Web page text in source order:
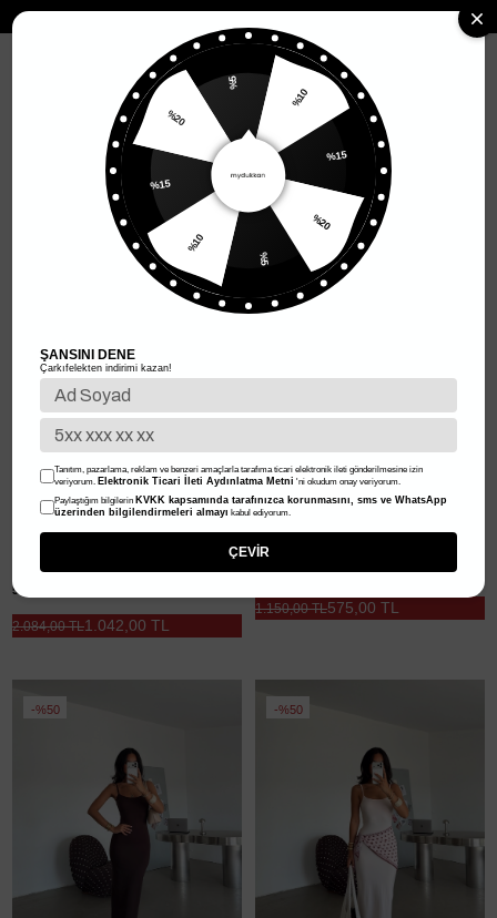
Kadın Giyim Kadın Üst Giyim Elbise
Uzun Elbise
Sıralama
5.0
1.042,00 TL
2.084,00 TL
%50
575,00 TL
1.150,00 TL
%50 %50
%5
%10
%15
%20
%5
%10
%15
%20
ŞANSINI DENE
Çarkıfelekten indirimi kazan!
Tanıtım, pazarlama, reklam ve benzeri amaçlarla tarafıma ticari elektronik ileti gönderilmesine izin
veriyorum. Elektronik Ticari İleti Aydınlatma Metni 'ni okudum onay veriyorum.
Paylaştığım bilgilerin KVKK kapsamında tarafınızca korunmasını, sms ve WhatsApp
üzerinden bilgilendirmeleri almayı kabul ediyorum.
ÇEVİR